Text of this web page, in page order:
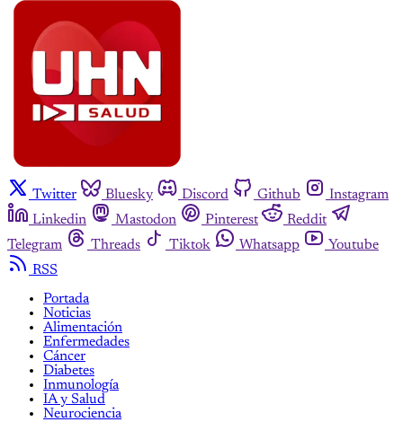
Twitter Bluesky Discord Github
Instagram
Linkedin
Mastodon Pinterest
Reddit
Telegram
Threads Tiktok Whatsapp
Youtube
RSS
Portada
Noticias
Alimentación
Enfermedades
Cáncer
Diabetes
Inmunología
IA y Salud
Neurociencia